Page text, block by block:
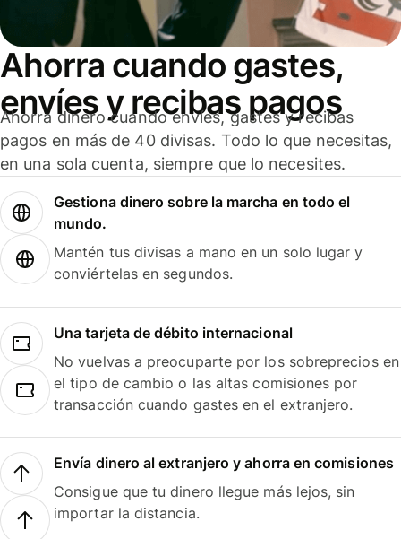
Ahorra cuando gastes,
envíes y recibas pagos
Ahorra dinero cuando envíes, gastes y recibas
pagos en más de 40 divisas. Todo lo que necesitas,
en una sola cuenta, siempre que lo necesites.
Gestiona dinero sobre la marcha en todo el
mundo.
Mantén tus divisas a mano en un solo lugar y
conviértelas en segundos.
Una tarjeta de débito internacional
No vuelvas a preocuparte por los sobreprecios en
el tipo de cambio o las altas comisiones por
transacción cuando gastes en el extranjero.
Envía dinero al extranjero y ahorra en comisiones
Consigue que tu dinero llegue más lejos, sin
importar la distancia.